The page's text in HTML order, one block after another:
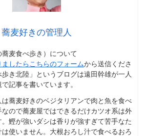
蕎麦好きの管理人
麦食べ歩き）について
したらこちらのフォームから送信くださ
き北陸」というブログは遠田幹雄が一人
記事を書いています。
は蕎麦好きのベジタリアンで肉と魚を食べ
なので蕎麦屋ではできるだけカツオ系は外
。鰹が強いダシは香りが強すぎて苦手なた
使いません。大根おろし汁で食べるおろ